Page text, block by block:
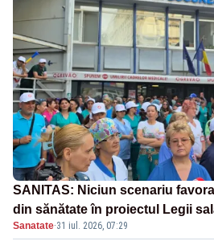
SANITAS: Niciun scenariu
din sănătate în proiectul Legii
Sanatate·31 iul. 2026, 07:29